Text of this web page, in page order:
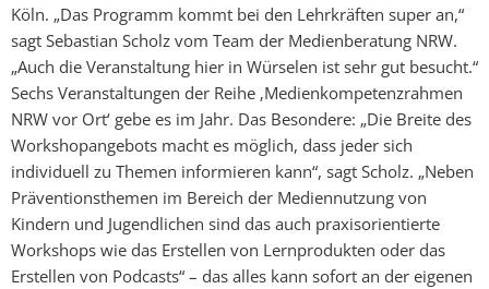
Köln. „Das Programm kommt bei den Lehrkräften super an,“
sagt Sebastian Scholz vom Team der Medienberatung NRW.
„Auch die Veranstaltung hier in Würselen ist sehr gut besucht.“
Sechs Veranstaltungen der Reihe ‚Medienkompetenzrahmen
NRW vor Ort‘ gebe es im Jahr. Das Besondere: „Die Breite des
Workshopangebots macht es möglich, dass jeder sich
individuell zu Themen informieren kann“, sagt Scholz. „Neben
Präventionsthemen im Bereich der Mediennutzung von
Kindern und Jugendlichen sind das auch praxisorientierte
Workshops wie das Erstellen von Lernprodukten oder das
Erstellen von Podcasts“ – das alles kann sofort an der eigenen